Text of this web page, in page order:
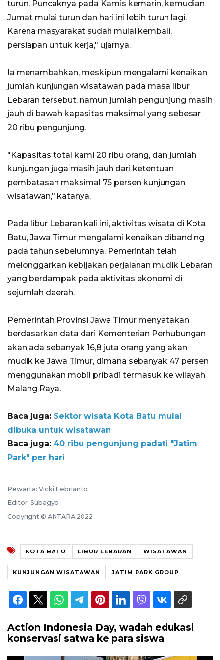
turun. Puncaknya pada Kamis kemarin, kemudian
Jumat mulai turun dan hari ini lebih turun lagi.
Karena masyarakat sudah mulai kembali,
persiapan untuk kerja," ujarnya.
Ia menambahkan, meskipun mengalami kenaikan
jumlah kunjungan wisatawan pada masa libur
Lebaran tersebut, namun jumlah pengunjung masih
jauh di bawah kapasitas maksimal yang sebesar
20 ribu pengunjung.
"Kapasitas total kami 20 ribu orang, dan jumlah
kunjungan juga masih jauh dari ketentuan
pembatasan maksimal 75 persen kunjungan
wisatawan," katanya.
Pada libur Lebaran kali ini, aktivitas wisata di Kota
Batu, Jawa Timur mengalami kenaikan dibanding
pada tahun sebelumnya. Pemerintah telah
melonggarkan kebijakan perjalanan mudik Lebaran
yang berdampak pada aktivitas ekonomi di
sejumlah daerah.
Pemerintah Provinsi Jawa Timur menyatakan
berdasarkan data dari Kementerian Perhubungan
akan ada sebanyak 16,8 juta orang yang akan
mudik ke Jawa Timur, dimana sebanyak 47 persen
menggunakan mobil pribadi termasuk ke wilayah
Malang Raya.
Baca juga: Sektor wisata Kota Batu mulai
dibuka untuk wisatawan
Baca juga: 40 ribu pengunjung padati "Jatim
Park" per hari
Pewarta: Vicki Febrianto
Editor: Subagyo
Copyright © ANTARA 2022
KOTA BATU LIBUR LEBARAN WISATAWAN
KUNJUNGAN WISATAWAN JATIM PARK GROUP
Action Indonesia Day, wadah edukasi
konservasi satwa ke para siswa